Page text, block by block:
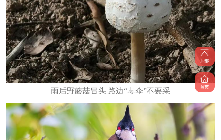
雨后野蘑菇冒头 路边“毒伞”不要采